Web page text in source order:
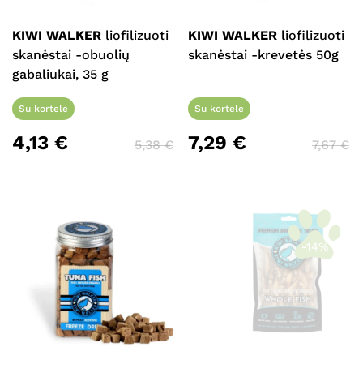
KIWI WALKER liofilizuoti
skanėstai -obuolių
gabaliukai, 35 g
Su kortele
4,13 € 5,38€
KIWI WALKER liofilizuoti
skanėstai -krevetės 50g
Su kortele
7,29€ 7,67€
-14%